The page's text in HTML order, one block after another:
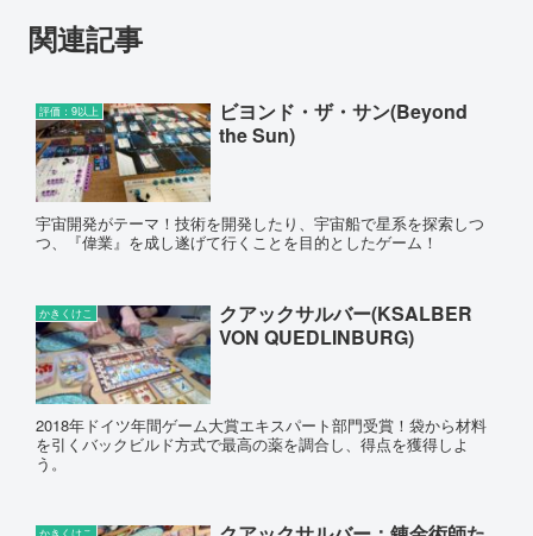
関連記事
評価：9以上
ビヨンド・ザ・サン(Beyond
the Sun)
宇宙開発がテーマ！技術を開発したり、宇宙船で星系を探索しつ
つ、『偉業』を成し遂げて行くことを目的としたゲーム！
かきくけこ
クアックサルバー(KSALBER
VON QUEDLINBURG)
2018年ドイツ年間ゲーム大賞エキスパート部門受賞！袋から材料
を引くバックビルド方式で最高の薬を調合し、得点を獲得しよ
う。
かきくけこ